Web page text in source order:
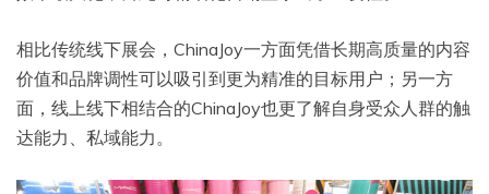
相比传统线下展会，ChinaJoy一方面凭借长期高质量的内容
价值和品牌调性可以吸引到更为精准的目标用户；另一方
面，线上线下相结合的ChinaJoy也更了解自身受众人群的触
达能力、私域能力。